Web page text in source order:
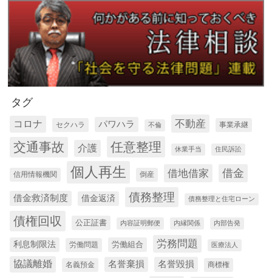
タグ
コロナ セクハラ パワハラ 不倫 不動産 事業承継
交通事故 介護 任意整理 休業手当 住民訴訟
信用情報機関 個人再生 倒産 借地借家 借金
借金救済制度 借金返済 債務整理 債務整理と住宅ローン
債権回収 公正証書 内容証明郵便 内縁関係 内部告発
利息制限法 労働問題 労働組合 労務問題 医療法人
協議離婚 名義預金 名誉棄損 名誉毀損 商標権